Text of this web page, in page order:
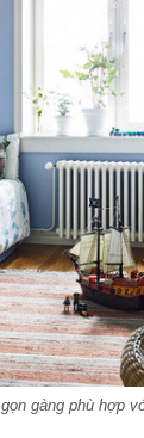
gàng phù hợp